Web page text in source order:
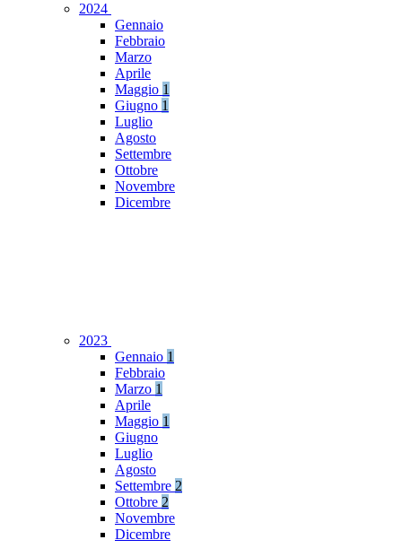
2024
Gennaio
Febbraio
Marzo
Aprile
Maggio 1
Giugno 1
Luglio
Agosto
Settembre
Ottobre
Novembre
Dicembre
2023
Gennaio 1
Febbraio
Marzo 1
Aprile
Maggio 1
Giugno
Luglio
Agosto
Settembre 2
Ottobre 2
Novembre
Dicembre